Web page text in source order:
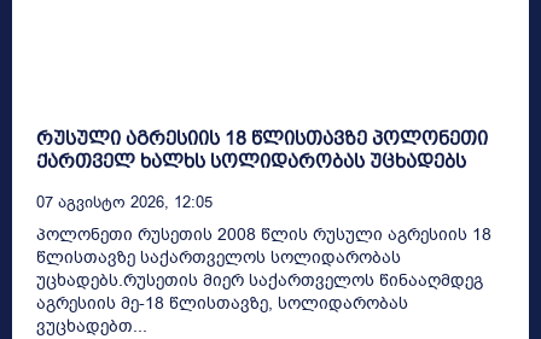
რუსული აგრესიის 18 წლისთავზე პოლონეთი
ქართველ ხალხს სოლიდარობას უცხადებს
07 Აგვისტო 2026, 12:05
პოლონეთი რუსეთის 2008 წლის რუსული აგრესიის 18
წლისთავზე საქართველოს სოლიდარობას
უცხადებს.რუსეთის მიერ საქართველოს წინააღმდეგ
აგრესიის მე-18 წლისთავზე, სოლიდარობას
ვუცხადებთ...